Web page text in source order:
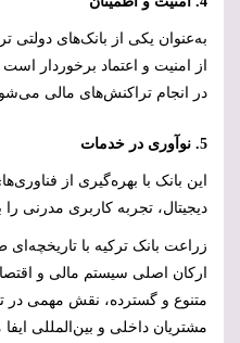
به‌عنوان یکی از بانک‌های دولتی
از امنیت و اعتماد برخوردار
در انجام تراکنش‌های مالی
5. نوآوری در خدمات
این بانک با بهره‌گیری از
دیجیتال، تجربه کاربری مدرنی
زراعت بانک ترکیه با
ارکان اصلی سیستم مالی و
متنوع و گسترده، نقش مهمی در
مشتریان داخلی و بین‌المللی ایفا